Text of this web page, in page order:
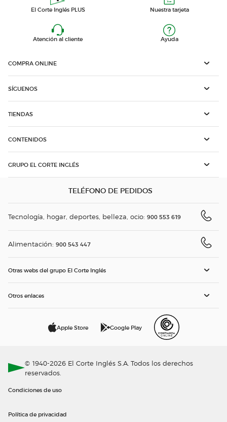
El Corte Inglés PLUS Nuestra tarjeta
Atención al cliente Ayuda
COMPRA ONLINE
SÍGUENOS
TIENDAS
CONTENIDOS
GRUPO EL CORTE INGLÉS
TELÉFONO DE PEDIDOS
Tecnología, hogar, deportes, belleza, ocio: 900 553 619
Alimentación: 900 543 447
Otras webs del grupo El Corte Inglés
Otros enlaces
Apple Store Google Play
© 1940-2026 El Corte Inglés S.A. Todos los derechos
reservados.
Condiciones de uso
Política de privacidad